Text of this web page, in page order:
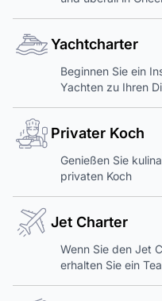
Yachtcharter
Beginnen Sie ein
Yachten zu Ihren
Privater Koch
Genießen Sie
privaten Koch
Jet Charter
Wenn Sie den Jet
erhalten Sie ein